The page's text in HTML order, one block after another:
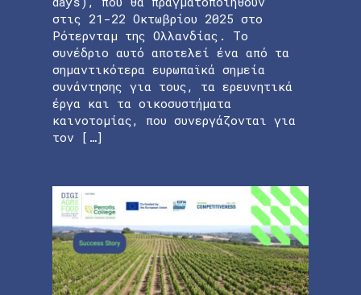
στις 21-22 Οκτωβρίου 2025 στο
Ρότερνταμ της Ολλανδίας. Το
συνέδριο αυτό αποτελεί ένα από τα
σημαντικότερα ευρωπαϊκά σημεία
συνάντησης για τους, τα ερευνητικά
έργα και τα οικοσυστήματα
καινοτομίας, που συνεργάζονται για
τον […]